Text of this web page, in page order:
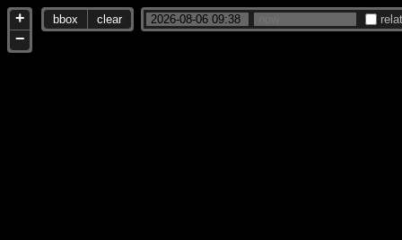
+
−
bbox clear